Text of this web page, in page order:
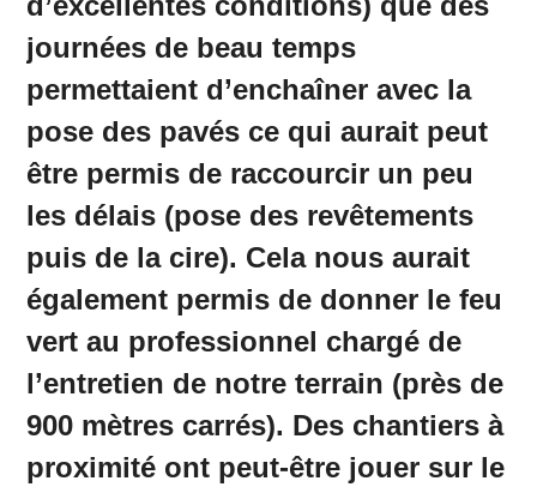
journées de beau temps
permettaient d’enchaîner avec la
pose des pavés ce qui aurait peut
être permis de raccourcir un peu
les délais (pose des revêtements
puis de la cire). Cela nous aurait
également permis de donner le feu
vert au professionnel chargé de
l’entretien de notre terrain (près de
900 mètres carrés). Des chantiers à
proximité ont peut-être jouer sur le